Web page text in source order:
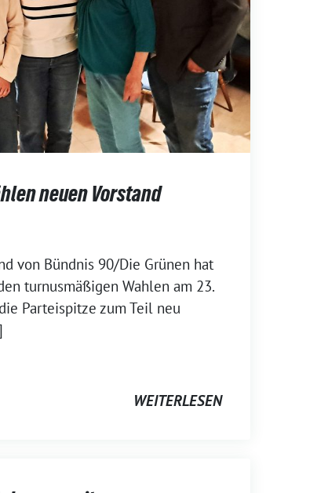
neuen Vorstand
von Bündnis 90/Die Grünen hat
turnusmäßigen Wahlen am 23.
Parteispitze zum Teil neu
WEITERLESEN